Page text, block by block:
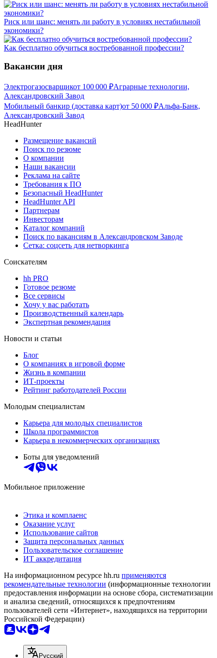
Риск или шанс: менять ли работу в условиях нестабильной
экономики?
Как бесплатно обучиться востребованной профессии?
Вакансии дня
Электрогазосварщикот 100 000 ₽Аграрные технологии,
Александровский Завод
Мобильный банкир (доставка карт)от 50 000 ₽Альфа-Банк,
Александровский Завод
HeadHunter
Размещение вакансий
Поиск по резюме
О компании
Наши вакансии
Реклама на сайте
Требования к ПО
Безопасный HeadHunter
HeadHunter API
Партнерам
Инвесторам
Каталог компаний
Поиск по вакансиям в Александровском Заводе
Сетка: соцсеть для нетворкинга
Соискателям
hh PRO
Готовое резюме
Все сервисы
Хочу у вас работать
Производственный календарь
Экспертная рекомендация
Новости и статьи
Блог
О компаниях в игровой форме
Жизнь в компании
ИТ-проекты
Рейтинг работодателей России
Молодым специалистам
Карьера для молодых специалистов
Школа программистов
Карьера в некоммерческих организациях
Боты для уведомлений
Мобильное приложение
Этика и комплаенс
Оказание услуг
Использование сайтов
Защита персональных данных
Пользовательское соглашение
ИТ аккредитация
На информационном ресурсе hh.ru применяются
рекомендательные технологии (информационные технологии
предоставления информации на основе сбора, систематизации
и анализа сведений, относящихся к предпочтениям
пользователей сети «Интернет», находящихся на территории
Российской Федерации)
Русский